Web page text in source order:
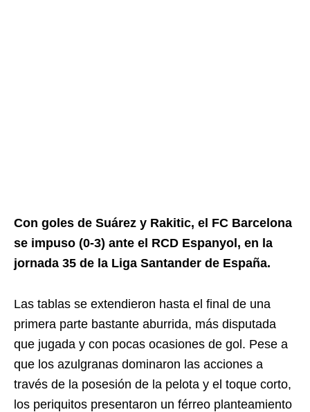
Con goles de Suárez y Rakitic, el FC Barcelona
se impuso (0-3) ante el RCD Espanyol, en la
jornada 35 de la Liga Santander de España.
Las tablas se extendieron hasta el final de una
primera parte bastante aburrida, más disputada
que jugada y con pocas ocasiones de gol. Pese a
que los azulgranas dominaron las acciones a
través de la posesión de la pelota y el toque corto,
los periquitos presentaron un férreo planteamiento